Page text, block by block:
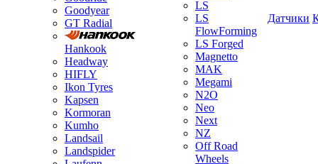
Goodyear
GT Radial
Hankook
Headway
HIFLY
Ikon Tyres
Kapsen
Kormoran
Kumho
Landsail
Landspider
LS
LS
FlowForming
LS Forged
Magnetto
MAK
Megami
N2O
Neo
Next
NZ
Off Road
Wheels
Датчики